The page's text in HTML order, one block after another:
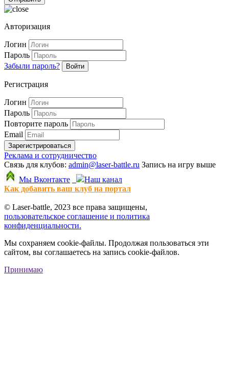
Авторизация
Логин
Пароль
Забыли пароль?
Войти
Регистрация
Логин
Пароль
Повторите пароль
Email
Зарегистрироваться
Реклама и сотрудничество
Связь для клубов: admin@laser-battle.ru Запись на игру выше
Мы Вконтакте
Наш канал
Как добавить ваш клуб на портал
© Laser-battle, 2023 все права защищены,
пользовательское соглашение и политика
конфиденциальности.
Мы сохраняем cookie-файлы. Продолжая пользоваться эти
сайтом, вы соглашаетесь на запись cookie-файлов.
Принимаю